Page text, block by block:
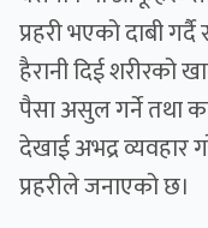
प्रहरी भएको दाबी
हैरानी दिई शरीरको
पैसा असुल गर्ने तथा
देखाई अभद्र व्यवहार
प्रहरीले जनाएको छ।